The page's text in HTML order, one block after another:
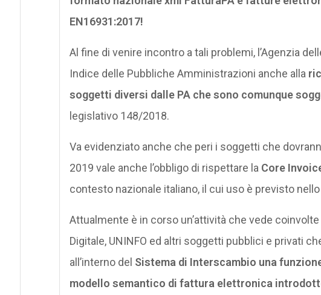
EN16931:2017!
Al fine di venire incontro a tali problemi, l’Agenzia
Indice delle Pubbliche Amministrazioni anche alla
soggetti diversi dalle PA che sono comunque
legislativo 148/2018.
Va evidenziato anche che peri i soggetti che
2019 vale anche l’obbligo di rispettare la Core
contesto nazionale italiano, il cui uso è previsto
Attualmente è in corso un’attività che vede coinvolte
Digitale, UNINFO ed altri soggetti pubblici e privati
all’interno del Sistema di Interscambio una
modello semantico di fattura elettronica